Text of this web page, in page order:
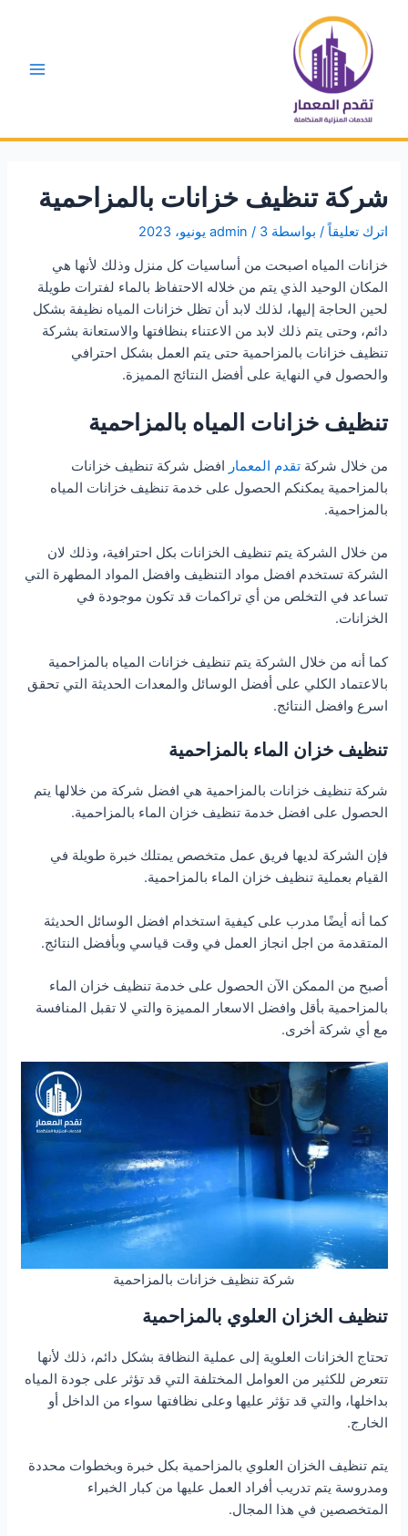
المحتوى
شركة تنظيف خزانات بالمزاحمية
اترك تعليقاً / بواسطة admin / 3 يونيو، 2023
خزانات المياه اصبحت من أساسيات كل منزل وذلك لأنها هي
المكان الوحيد الذي يتم من خلاله الاحتفاظ بالماء لفترات طويلة
لحين الحاجة إليها، لذلك لابد أن تظل خزانات المياه نظيفة بشكل
دائم، وحتى يتم ذلك لابد من الاعتناء بنظافتها والاستعانة بشركة
تنظيف خزانات بالمزاحمية حتى يتم العمل بشكل احترافي
والحصول في النهاية على أفضل النتائج المميزة.
تنظيف خزانات المياه بالمزاحمية
من خلال شركةتقدم المعمار افضل شركة تنظيف خزانات
بالمزاحمية يمكنكم الحصول على خدمة تنظيف خزانات المياه
بالمزاحمية.
من خلال الشركة يتم تنظيف الخزانات بكل احترافية، وذلك لان
الشركة تستخدم افضل مواد التنظيف وافضل المواد المطهرة التي
تساعد في التخلص من أي تراكمات قد تكون موجودة في
الخزانات.
كما أنه من خلال الشركة يتم تنظيف خزانات المياه بالمزاحمية
بالاعتماد الكلي على أفضل الوسائل والمعدات الحديثة التي تحقق
اسرع وافضل النتائج.
تنظيف خزان الماء بالمزاحمية
شركة تنظيف خزانات بالمزاحمية هي افضل شركة من خلالها يتم
الحصول على افضل خدمة تنظيف خزان الماء بالمزاحمية.
فإن الشركة لديها فريق عمل متخصص يمتلك خبرة طويلة في
القيام بعملية تنظيف خزان الماء بالمزاحمية.
كما أنه أيضًا مدرب على كيفية استخدام افضل الوسائل الحديثة
المتقدمة من اجل انجاز العمل في وقت قياسي وبأفضل النتائج.
أصبح من الممكن الآن الحصول على خدمة تنظيف خزان الماء
بالمزاحمية بأقل وافضل الاسعار المميزة والتي لا تقبل المنافسة
مع أي شركة أخرى.
شركة تنظيف خزانات بالمزاحمية
تنظيف الخزان العلوي بالمزاحمية
تحتاج الخزانات العلوية إلى عملية النظافة بشكل دائم، ذلك لأنها
تتعرض للكثير من العوامل المختلفة التي قد تؤثر على جودة المياه
بداخلها، والتي قد تؤثر عليها وعلى نظافتها سواء من الداخل أو
الخارج.
يتم تنظيف الخزان العلوي بالمزاحمية بكل خبرة وبخطوات محددة
ومدروسة يتم تدريب أفراد العمل عليها من كبار الخبراء
المتخصصين في هذا المجال.